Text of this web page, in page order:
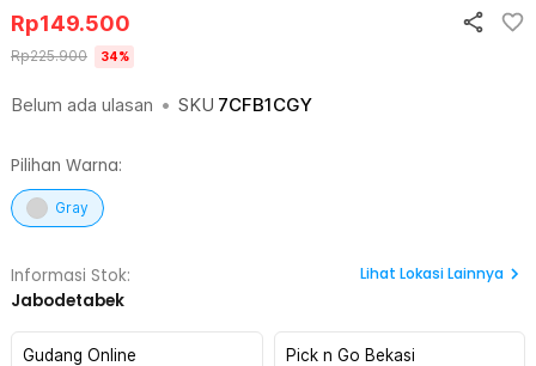
Belum ada ulasan • SKU 7CFB1CGY
Rp149.500
Rp225.900 34%
Pilihan Warna:
Gray
Informasi Stok:
Jabodetabek
Lihat Lokasi Lainnya
Gudang Online Pick n Go Bekasi